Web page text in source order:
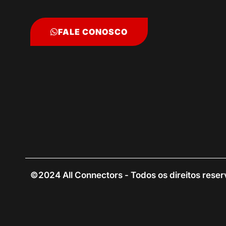
FALE CONOSCO
©2024 All Connectors - Todos os direitos